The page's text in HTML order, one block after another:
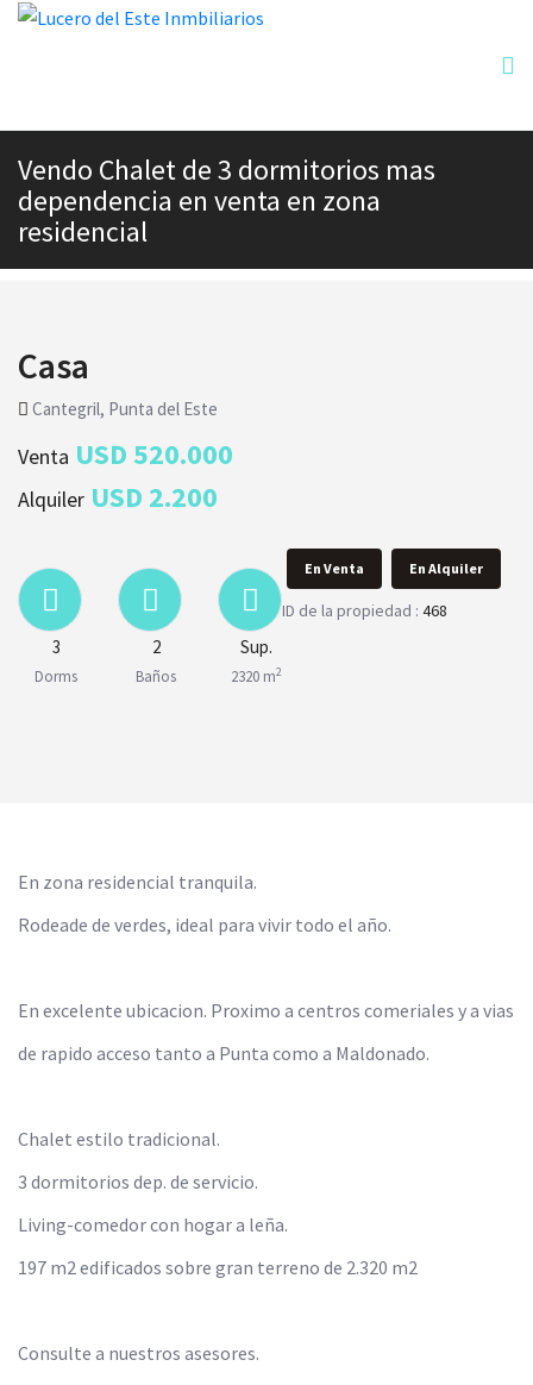
Vendo Chalet de 3 dormitorios mas
dependencia en venta en zona
residencial
Casa
Cantegril, Punta del Este
Venta USD 520.000
Alquiler USD 2.200
3
Dorms
2
Baños
Sup.
2320 m2
En Venta En Alquiler
ID de la propiedad : 468
En zona residencial tranquila.
Rodeade de verdes, ideal para vivir todo el año.
En excelente ubicacion. Proximo a centros comeriales y a vias
de rapido acceso tanto a Punta como a Maldonado.
Chalet estilo tradicional.
3 dormitorios dep. de servicio.
Living-comedor con hogar a leña.
197 m2 edificados sobre gran terreno de 2.320 m2
Consulte a nuestros asesores.